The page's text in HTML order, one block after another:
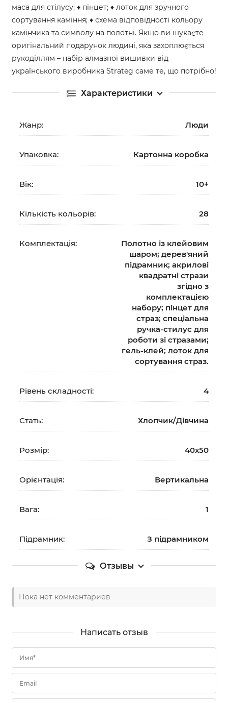
маса для стілусу; ♦ пінцет; ♦ лоток для зручного
сортування каміння; ♦ схема відповідності кольору
камінчика та символу на полотні. Якщо ви шукаєте
оригінальний подарунок людині, яка захоплюється
рукоділлям – набір алмазної вишивки від
українського виробника Strateg саме те, що потрібно!
Характеристики
Жанр: Люди
Упаковка: Картонна коробка
Вік: 10+
Кількість кольорів: 28
Комплектація:
Полотно із клейовим
шаром; дерев'яний
підрамник; акрилові
квадратні стрази
згідно з
комплектацією
набору; пінцет для
страз; спеціальна
ручка-стилус для
роботи зі стразами;
гель-клей; лоток для
сортування страз.
Рівень складності: 4
Стать: Хлопчик/Дiвчина
Розмір: 40х50
Орієнтація: Вертикальна
Вага: 1
Підрамник: З підрамником
Отзывы
Пока нет комментариев
Написать отзыв
Имя*
Email